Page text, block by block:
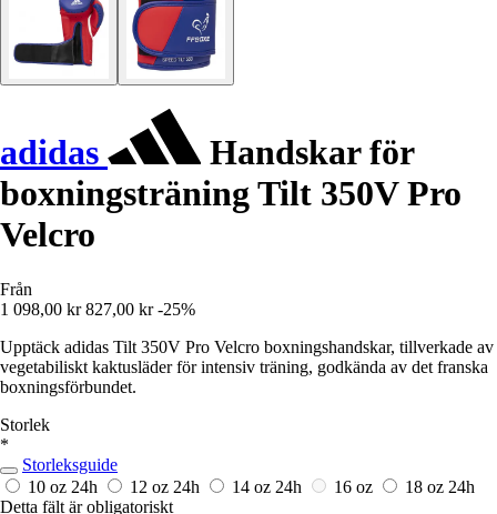
adidas
Handskar för
boxningsträning Tilt 350V Pro
Velcro
Från
1 098,00 kr 827,00 kr -25%
Upptäck adidas Tilt 350V Pro Velcro boxningshandskar, tillverkade av
vegetabiliskt kaktusläder för intensiv träning, godkända av det franska
boxningsförbundet.
Storlek
*
Storleksguide
10 oz 24h 12 oz 24h 14 oz 24h 16 oz 18 oz 24h
Detta fält är obligatoriskt